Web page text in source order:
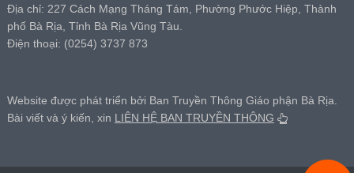
Địa chỉ: 227 Cách Mạng Tháng Tám, Phường Phước Hiệp, Thành
phố Bà Rịa, Tỉnh Bà Rịa Vũng Tàu.
Điện thoại: (0254) 3737 873
Website được phát triển bởi Ban Truyền Thông Giáo phận Bà Rịa.
Bài viết và ý kiến, xin LIÊN HỆ BAN TRUYỀN THÔNG